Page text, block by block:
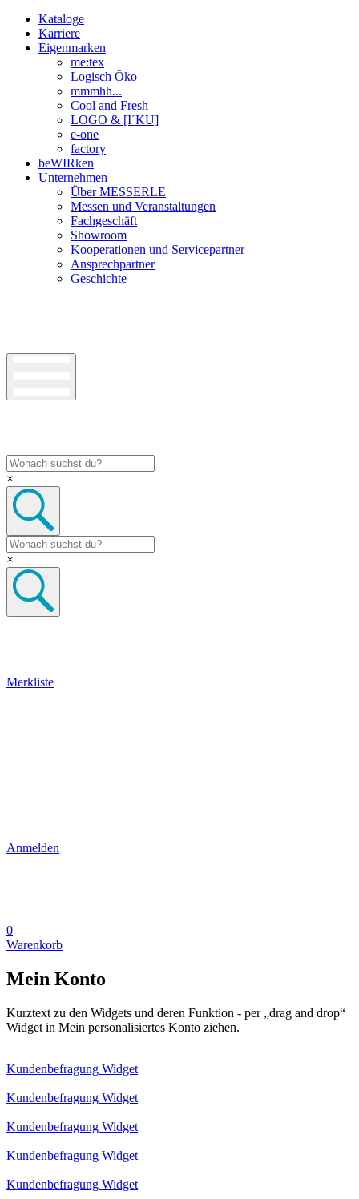
Kataloge
Karriere
Eigenmarken
me:tex
Logisch Öko
mmmhh...
Cool and Fresh
LOGO & [I´KU]
e-one
factory
beWIRken
Unternehmen
Über MESSERLE
Messen und Veranstaltungen
Fachgeschäft
Showroom
Kooperationen und Servicepartner
Ansprechpartner
Geschichte
×
×
Merkliste
Anmelden
0
Warenkorb
Mein Konto
Kurztext zu den Widgets und deren Funktion - per „drag and drop“
Widget in Mein personalisiertes Konto ziehen.
Kundenbefragung Widget
Kundenbefragung Widget
Kundenbefragung Widget
Kundenbefragung Widget
Kundenbefragung Widget